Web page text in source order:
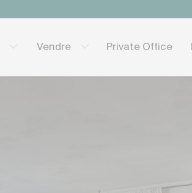
Vendre Private Office